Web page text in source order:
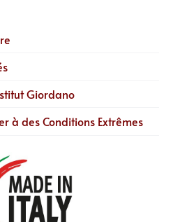
Giordano
à des Conditions Extrêmes